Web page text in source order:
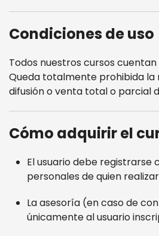
Condiciones de uso
Todos nuestros cursos
Queda totalmente prohibida la
difusión o venta total o parcial
Cómo adquirir el
El usuario debe registrarse
personales de quien
La asesoría (en caso de
únicamente al usuario